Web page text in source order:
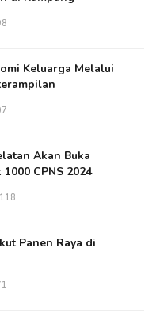
Keluarga Melalui
Akan Buka
CPNS 2024
Panen Raya di